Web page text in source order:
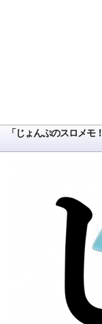
「じょんぷのスロメモ